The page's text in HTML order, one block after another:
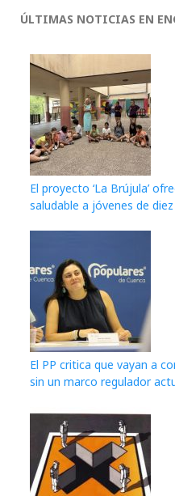
ÚLTIMAS NOTICIAS EN
El proyecto ‘La Brújula’
saludable a jóvenes de
El PP critica que vayan a
sin un marco regulador